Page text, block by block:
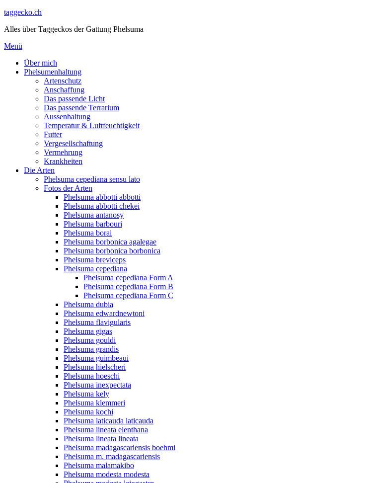
Direkt
Inhalt
taggecko.ch
Alles über Taggeckos der Gattung Phelsuma
Menü
Über mich
Phelsumenhaltung
Artenschutz
Anschaffung
Das passende Licht
Das passende Terrarium
Aussenhaltung
Temperatur & Luftfeuchtigkeit
Futter
Vergesellschaftung
Vermehrung
Krankheiten
Die Arten
Phelsuma cepediana sensu lato
Fotos der Arten
Phelsuma abbotti abbotti
Phelsuma abbotti chekei
Phelsuma antanosy
Phelsuma barbouri
Phelsuma borai
Phelsuma borbonica agalegae
Phelsuma borbonica borbonica
Phelsuma breviceps
Phelsuma cepediana
Phelsuma cepediana Form A
Phelsuma cepediana Form B
Phelsuma cepediana Form C
Phelsuma dubia
Phelsuma edwardnewtoni
Phelsuma flavigularis
Phelsuma gigas
Phelsuma gouldi
Phelsuma grandis
Phelsuma guimbeaui
Phelsuma hielscheri
Phelsuma hoeschi
Phelsuma inexpectata
Phelsuma kely
Phelsuma klemmeri
Phelsuma kochi
Phelsuma laticauda laticauda
Phelsuma lineata elenthana
Phelsuma lineata lineata
Phelsuma madagascariensis boehmi
Phelsuma m. madagascariensis
Phelsuma malamakibo
Phelsuma modesta modesta